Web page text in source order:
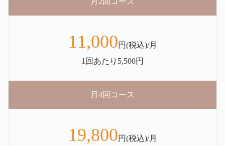
11,000円(税込)/月
1回あたり5,500円
月4回コース
19,800円(税込)/月